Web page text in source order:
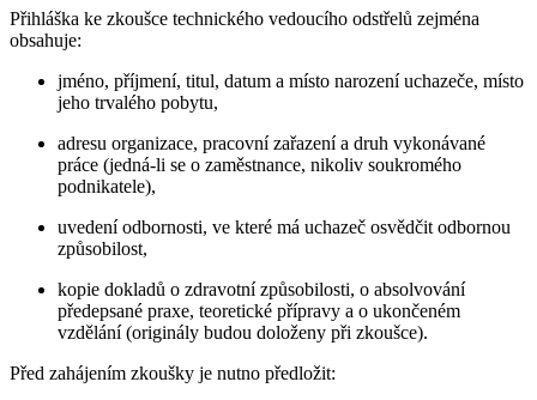
Přihláška ke zkoušce technického vedoucího odstřelů zejména
obsahuje:
jméno, příjmení, titul, datum a místo narození uchazeče, místo
jeho trvalého pobytu,
adresu organizace, pracovní zařazení a druh vykonávané
práce (jedná-li se o zaměstnance, nikoliv soukromého
podnikatele),
uvedení odbornosti, ve které má uchazeč osvědčit odbornou
způsobilost,
kopie dokladů o zdravotní způsobilosti, o absolvování
předepsané praxe, teoretické přípravy a o ukončeném
vzdělání (originály budou doloženy při zkoušce).
Před zahájením zkoušky je nutno předložit: